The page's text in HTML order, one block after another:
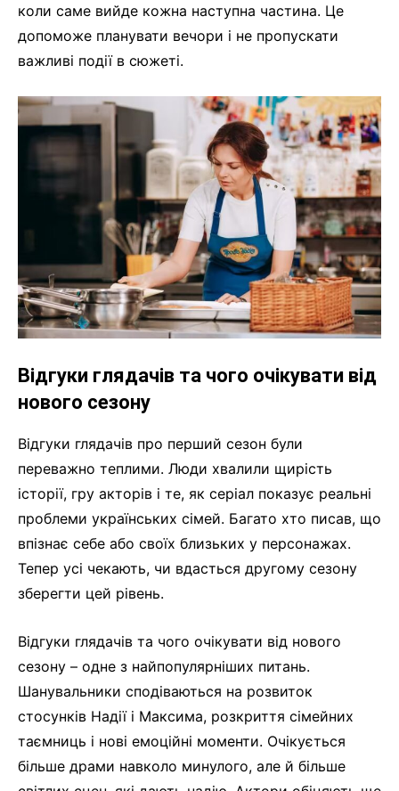
коли саме вийде кожна наступна частина. Це
допоможе планувати вечори і не пропускати
важливі події в сюжеті.
Відгуки глядачів та чого очікувати від
нового сезону
Відгуки глядачів про перший сезон були
переважно теплими. Люди хвалили щирість
історії, гру акторів і те, як серіал показує реальні
проблеми українських сімей. Багато хто писав, що
впізнає себе або своїх близьких у персонажах.
Тепер усі чекають, чи вдасться другому сезону
зберегти цей рівень.
Відгуки глядачів та чого очікувати від нового
сезону – одне з найпопулярніших питань.
Шанувальники сподіваються на розвиток
стосунків Надії і Максима, розкриття сімейних
таємниць і нові емоційні моменти. Очікується
більше драми навколо минулого, але й більше